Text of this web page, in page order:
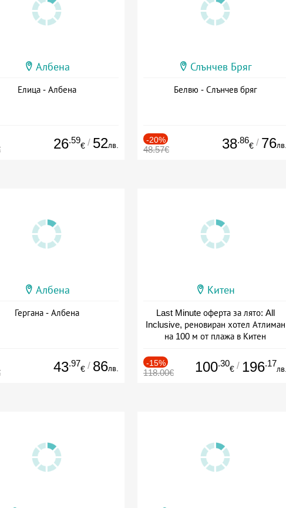
Албена
Елица - Албена
26.59
€ / 52лв.
Слънчев Бряг
Белвю - Слънчев бряг
-20%
48.57€ 38.86
€ / 76лв.
Албена
Гергана - Албена
43.97
€ / 86лв.
Китен
Last Minute оферта за лято: All
Inclusive, реновиран хотел Атлиман
на 100 м от плажа в Китен
-15%
118.00€ 100.30
€ / 196.17
лв.